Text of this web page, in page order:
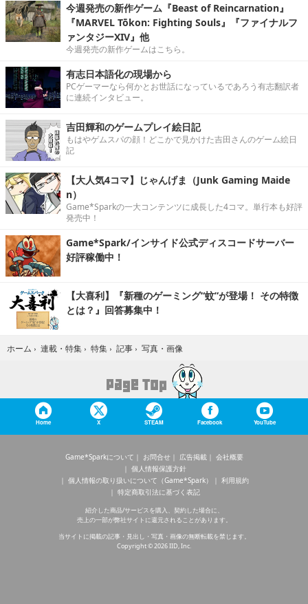
今週発売の新作ゲーム『Beast of Reincarnation』
『MARVEL Tōkon: Fighting Souls』『ファイナルフ
ァンタジーXIV』他
今週発売の新作ゲームはこちら。
有志日本語化の現場から
PCゲーマーなら何かとお世話になっているであろう有志翻訳者
に連続インタビュー。
吉田輝和のゲームプレイ絵日記
もはやゲムスパの顔！どこかで見かけた吉田さんのゲーム絵日
記
【大人気4コマ】じゃんげま（Junk Gaming Maide
n）
Game*Sparkの一大コンテンツに成長した4コマ。単行本も好評
発売中！
Game*Spark/インサイド公式ディスコードサーバー
好評稼働中！
【大喜利】『新種のゲーミング“蚊”が登場！ その特徴
とは？』回答募集中！
ホーム › 連載・特集 › 特集 › 記事 › 写真・画像
Home X STEAM Facebook YouTube
Game*Sparkについて お問合せ 広告掲載
会社概要
個人情報保護方針
個人情報の取り扱いについて（Game*Spark）
利用規約
特定商取引法に基づく表記
紹介した商品/サービスを購入、契約した場合に、
売上の一部が弊社サイトに還元されることがあります。
当サイトに掲載の記事・見出し・写真・画像の無断転載を禁じます。
Copyright © 2026 IID, Inc.